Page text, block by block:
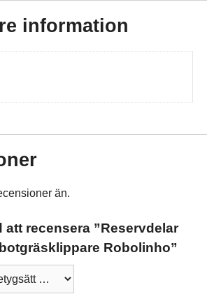
information
än.
att recensera ”Reservdelar
Robolinho”